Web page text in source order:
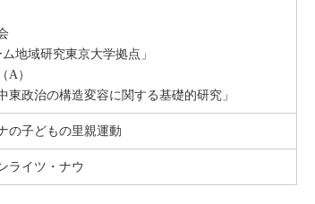
地域研究東京大学拠点」
A）
政治の構造変容に関する基礎的研究」
の子どもの里親運動
ライツ・ナウ